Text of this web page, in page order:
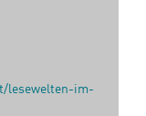
lesewelten-im-